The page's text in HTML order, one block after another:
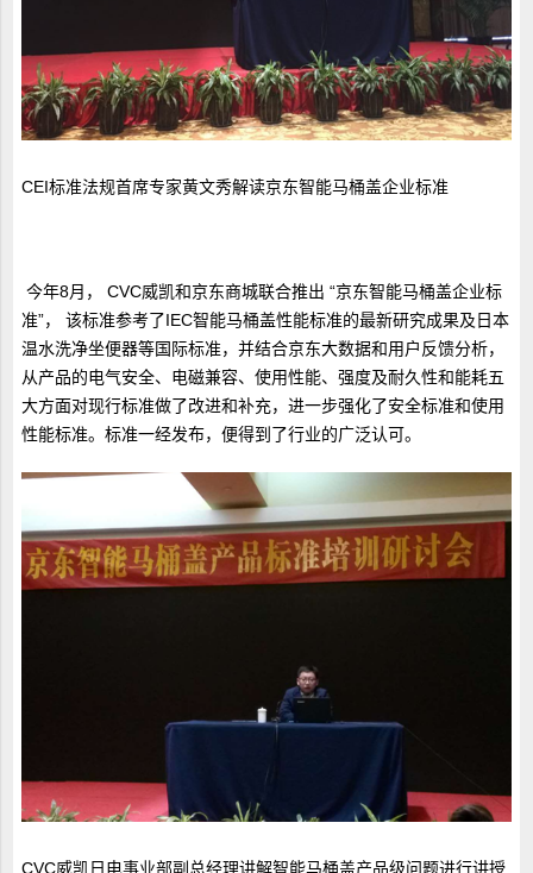
CEI标准法规首席专家黄文秀解读京东智能马桶盖企业标准
今年8月， CVC威凯和京东商城联合推出 “京东智能马桶盖企业标
准”， 该标准参考了IEC智能马桶盖性能标准的最新研究成果及日本
温水洗净坐便器等国际标准，并结合京东大数据和用户反馈分析，
从产品的电气安全、电磁兼容、使用性能、强度及耐久性和能耗五
大方面对现行标准做了改进和补充，进一步强化了安全标准和使用
性能标准。标准一经发布，便得到了行业的广泛认可。
CVC威凯日电事业部副总经理讲解智能马桶盖产品级问题进行讲授